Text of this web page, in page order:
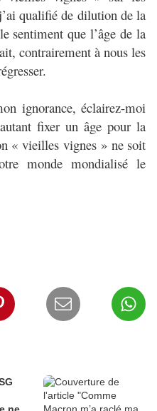
qualifié de dilution de la
sentiment que l’âge de la
contrairement à nous les
ignorance, éclairez-moi
fixer un âge pour la
« vieilles vignes » ne soit
monde mondialisé le